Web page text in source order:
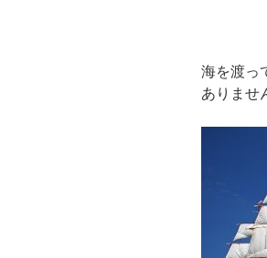
海を渡っ
ありませ